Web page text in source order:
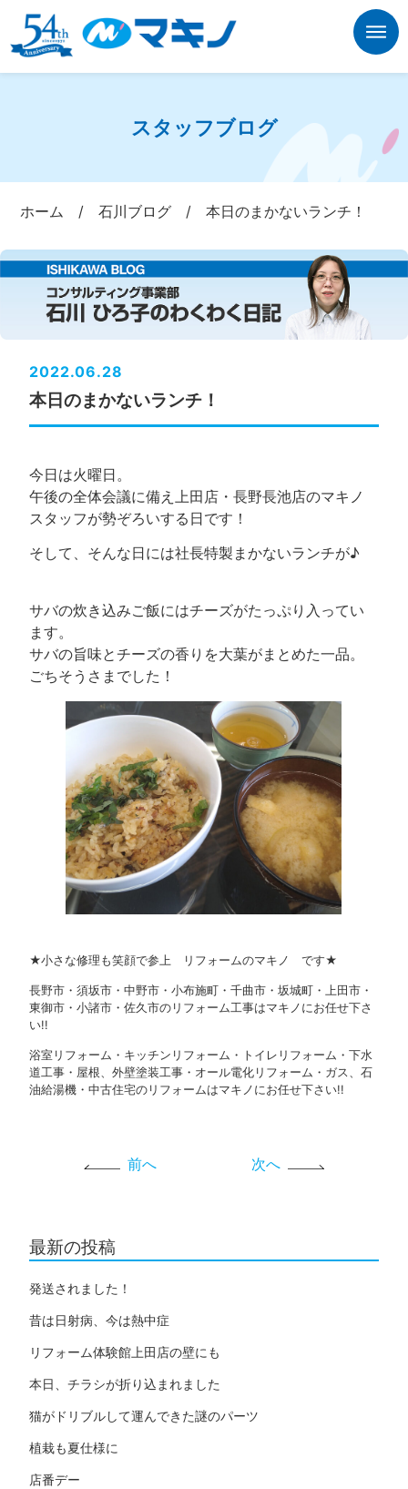
スタッフブログ
ホーム /石川ブログ /本日のまかないランチ！
2022.06.28
本日のまかないランチ！
今日は火曜日。
午後の全体会議に備え上田店・長野長池店のマキノ
スタッフが勢ぞろいする日です！
そして、そんな日には社長特製まかないランチが♪
サバの炊き込みご飯にはチーズがたっぷり入ってい
ます。
サバの旨味とチーズの香りを大葉がまとめた一品。
ごちそうさまでした！
★小さな修理も笑顔で参上 リフォームのマキノ です★
長野市・須坂市・中野市・小布施町・千曲市・坂城町・上田市・
東御市・小諸市・佐久市のリフォーム工事はマキノにお任せ下さ
い!!
浴室リフォーム・キッチンリフォーム・トイレリフォーム・下水
道工事・屋根、外壁塗装工事・オール電化リフォーム・ガス、石
油給湯機・中古住宅のリフォームはマキノにお任せ下さい!!
前へ 次へ
最新の投稿
発送されました！
昔は日射病、今は熱中症
リフォーム体験館上田店の壁にも
本日、チラシが折り込まれました
猫がドリブルして運んできた謎のパーツ
植栽も夏仕様に
店番デー